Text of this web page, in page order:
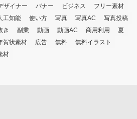
ザイナー バナー ビジネス
フリー素材
工知能 使い方 写真 写真AC
写真投稿
き 副業 動画 動画AC 商用利用
夏
賀状素材 広告 無料
無料イラスト
材